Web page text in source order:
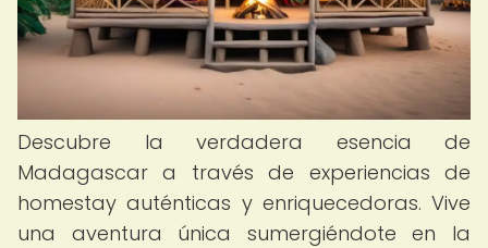
Descubre la verdadera esencia de
Madagascar a través de experiencias de
homestay auténticas y enriquecedoras. Vive
una aventura única sumergiéndote en la